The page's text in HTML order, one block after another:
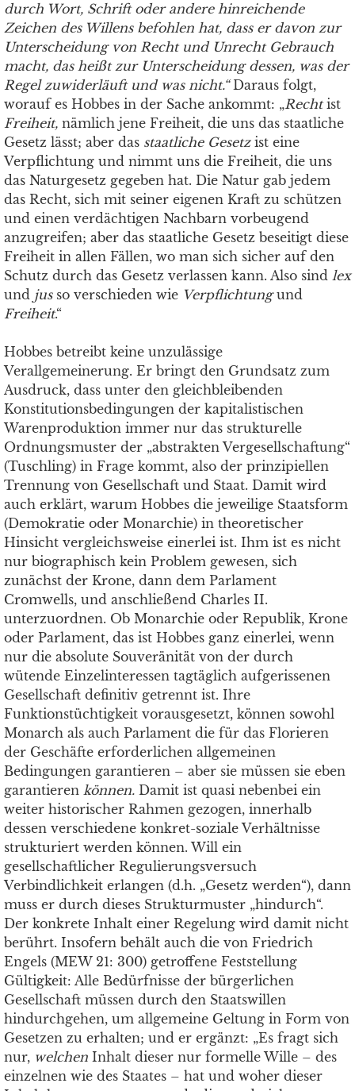
durch Wort, Schrift oder andere hinreichende
Zeichen des Willens befohlen hat, dass er davon zur
Unterscheidung von Recht und Unrecht Gebrauch
macht, das heißt zur Unterscheidung dessen, was der
Regel zuwiderläuft und was nicht.“Daraus folgt,
worauf es Hobbes in der Sache ankommt: „Rechtist
Freiheit, nämlich jene Freiheit, die uns das staatliche
Gesetz lässt; aber das staatliche Gesetzist eine
Verpflichtung und nimmt uns die Freiheit, die uns
das Naturgesetz gegeben hat. Die Natur gab jedem
das Recht, sich mit seiner eigenen Kraft zu schützen
und einen verdächtigen Nachbarn vorbeugend
anzugreifen; aber das staatliche Gesetz beseitigt diese
Freiheit in allen Fällen, wo man sich sicher auf den
Schutz durch das Gesetz verlassen kann. Also sind lex
und jusso verschieden wie Verpflichtungund
Freiheit.“
Hobbes betreibt keine unzulässige
Verallgemeinerung. Er bringt den Grundsatz zum
Ausdruck, dass unter den gleichbleibenden
Konstitutionsbedingungen der kapitalistischen
Warenproduktion immer nur das strukturelle
Ordnungsmuster der „abstrakten Vergesellschaftung“
(Tuschling) in Frage kommt, also der prinzipiellen
Trennung von Gesellschaft und Staat. Damit wird
auch erklärt, warum Hobbes die jeweilige Staatsform
(Demokratie oder Monarchie) in theoretischer
Hinsicht vergleichsweise einerlei ist. Ihm ist es nicht
nur biographisch kein Problem gewesen, sich
zunächst der Krone, dann dem Parlament
Cromwells, und anschließend Charles II.
unterzuordnen. Ob Monarchie oder Republik, Krone
oder Parlament, das ist Hobbes ganz einerlei, wenn
nur die absolute Souveränität von der durch
wütende Einzelinteressen tagtäglich aufgerissenen
Gesellschaft definitiv getrennt ist. Ihre
Funktionstüchtigkeit vorausgesetzt, können sowohl
Monarch als auch Parlament die für das Florieren
der Geschäfte erforderlichen allgemeinen
Bedingungen garantieren – aber sie müssen sie eben
garantieren können. Damit ist quasi nebenbei ein
weiter historischer Rahmen gezogen, innerhalb
dessen verschiedene konkret-soziale Verhältnisse
strukturiert werden können. Will ein
gesellschaftlicher Regulierungsversuch
Verbindlichkeit erlangen (d.h. „Gesetz werden“), dann
muss er durch dieses Strukturmuster „hindurch“.
Der konkrete Inhalt einer Regelung wird damit nicht
berührt. Insofern behält auch die von Friedrich
Engels (MEW 21: 300) getroffene Feststellung
Gültigkeit: Alle Bedürfnisse der bürgerlichen
Gesellschaft müssen durch den Staatswillen
hindurchgehen, um allgemeine Geltung in Form von
Gesetzen zu erhalten; und er ergänzt: „Es fragt sich
nur, welchen Inhalt dieser nur formelle Wille – des
einzelnen wie des Staates – hat und woher dieser